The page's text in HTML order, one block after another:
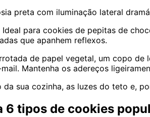
preta com iluminação lateral
Ideal para cookies de pepitas de
que apanhem reflexos.
de papel vegetal, um copo
Mantenha os adereços
sua cozinha, as luzes do teto e,
6 tipos de cookies